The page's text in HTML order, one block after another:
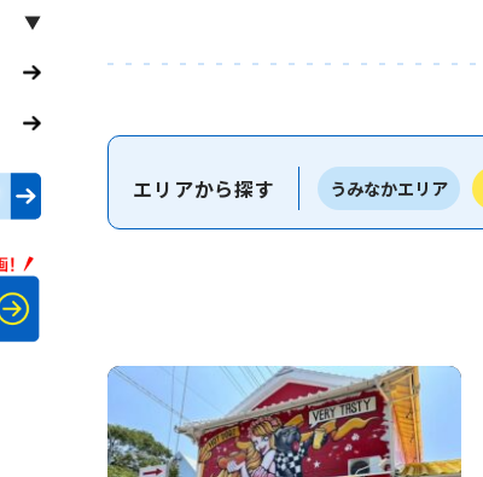
エリアから探す うみなかエリア